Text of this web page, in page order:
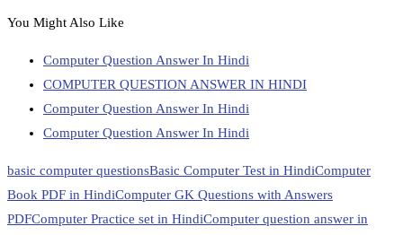
You Might Also Like
Computer Question Answer In Hindi
COMPUTER QUESTION ANSWER IN HINDI
Computer Question Answer In Hindi
Computer Question Answer In Hindi
basic computer questionsBasic Computer Test in HindiComputer
Book PDF in HindiComputer GK Questions with Answers
PDFComputer Practice set in HindiComputer question answer in